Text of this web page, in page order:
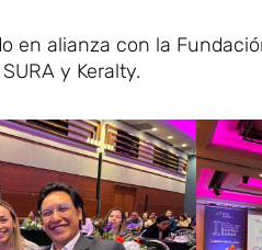
en alianza con la
y Keralty.